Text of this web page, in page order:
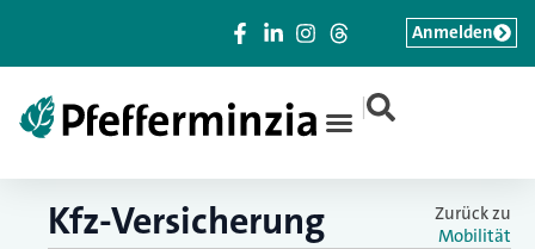
|
Anmelden
Kfz-Versicherung
Zurück zu
Mobilität